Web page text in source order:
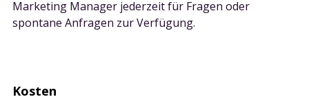
Marketing Manager jederzeit für Fragen oder
spontane Anfragen zur Verfügung.
Kosten